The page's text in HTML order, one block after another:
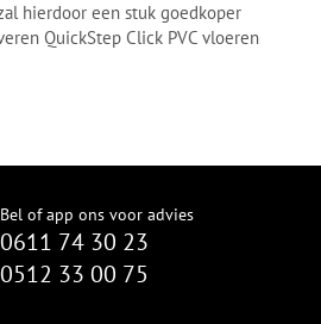
hierdoor een stuk goedkoper
QuickStep Click PVC vloeren
Bel of app ons voor advies
0611 74 30 23
0512 33 00 75